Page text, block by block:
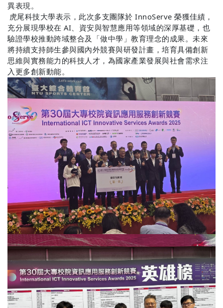
異表現。
虎尾科技大學表示，此次多支團隊於 InnoServe 榮獲佳績，
充分展現學校在 AI、資安與智慧應用等領域的深厚基礎，也
驗證學校推動跨域整合及「做中學」教育理念的成果。未來
將持續支持師生參與國內外競賽與研發計畫，培育具備創新
思維與實務能力的科技人才，為國家產業發展與社會需求注
入更多創新動能。